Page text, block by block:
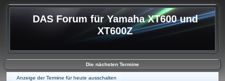
DAS Forum für Yamaha XT600 und
XT600Z
Die nächsten Termine
Anzeige der Termine für heute ausschalten